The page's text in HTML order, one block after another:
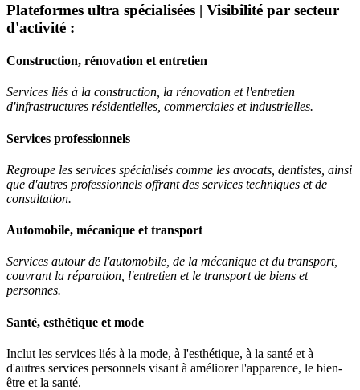
Plateformes ultra spécialisées | Visibilité par secteur
d'activité :
Construction, rénovation et entretien
Services liés à la construction, la rénovation et l'entretien
d'infrastructures résidentielles, commerciales et industrielles.
Services professionnels
Regroupe les services spécialisés comme les avocats, dentistes, ainsi
que d'autres professionnels offrant des services techniques et de
consultation.
Automobile, mécanique et transport
Services autour de l'automobile, de la mécanique et du transport,
couvrant la réparation, l'entretien et le transport de biens et
personnes.
Santé, esthétique et mode
Inclut les services liés à la mode, à l'esthétique, à la santé et à
d'autres services personnels visant à améliorer l'apparence, le bien-
être et la santé.